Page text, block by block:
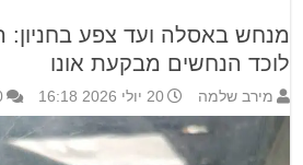
מנחש באסלה ועד צפע בחניון:
לוכד הנחשים מבקעת אונו
מירב שלמה 20 יולי 2026 16:18